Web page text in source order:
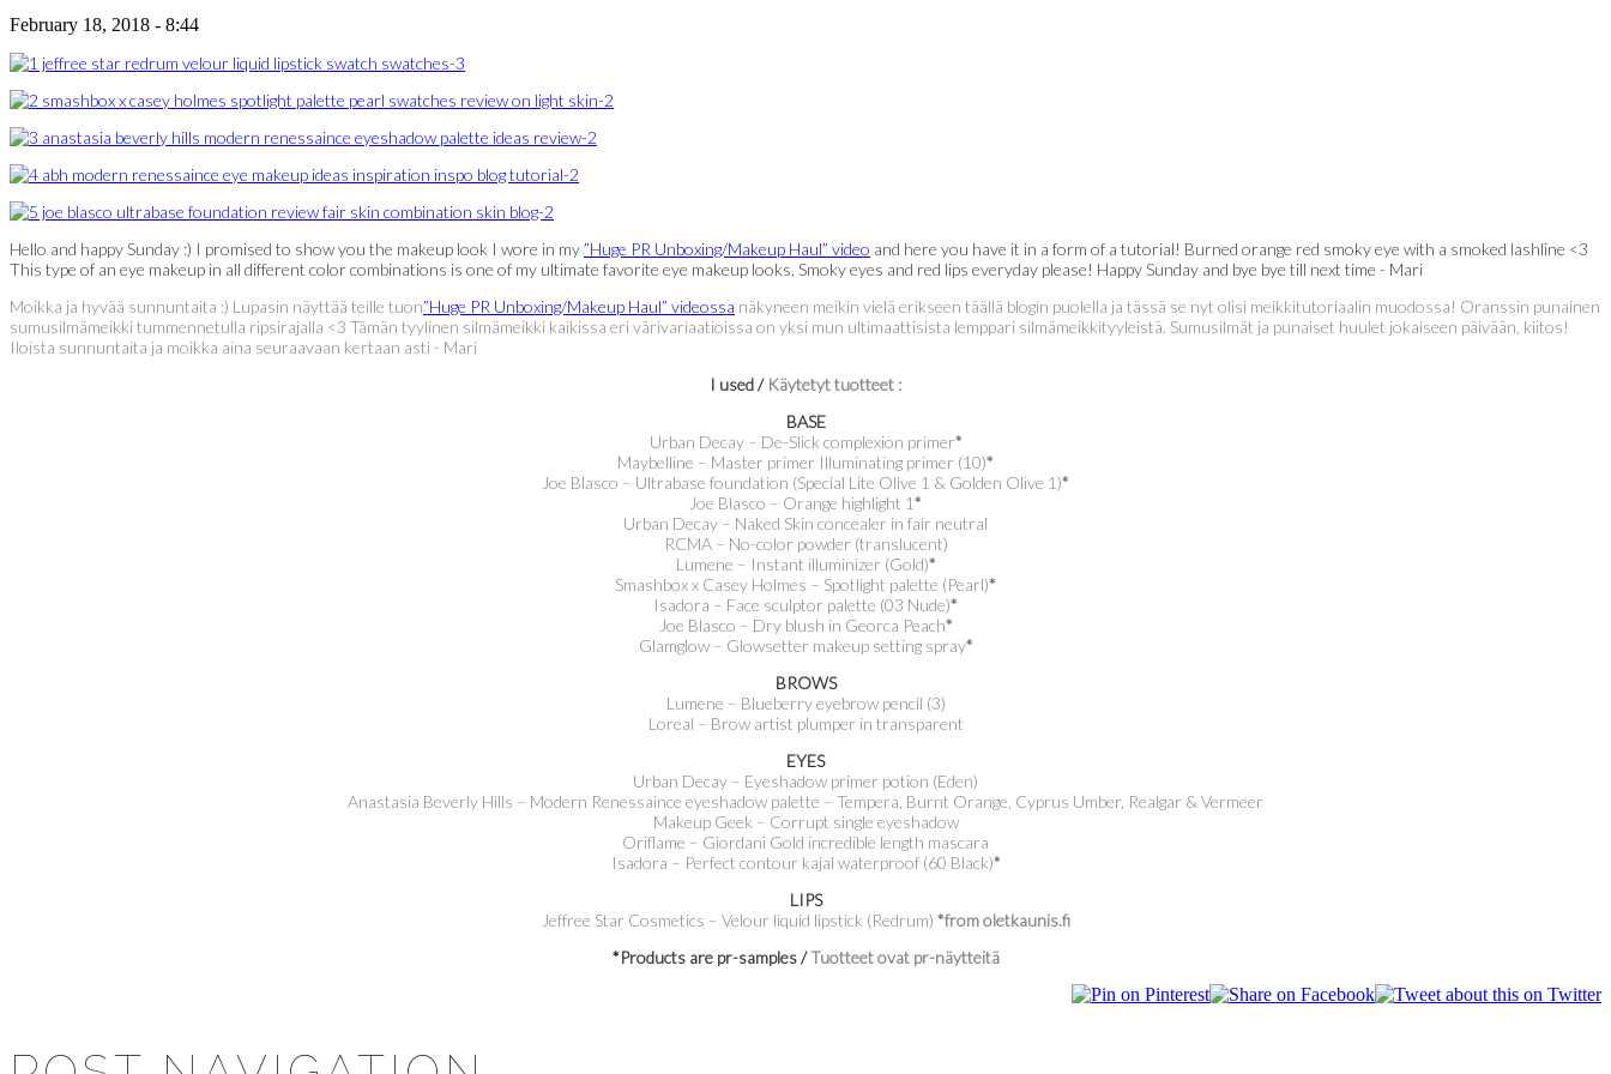
February 18, 2018 - 8:44
Hello and happy Sunday :) I promised to show you the makeup look I wore in my”Huge PR Unboxing/Makeup Haul” video and here you have it in a form of a tutorial! Burned orange red smoky eye with a smoked lashline <3
This type of an eye makeup in all different color combinations is one of my ultimate favorite eye makeup looks. Smoky eyes and red lips everyday please! Happy Sunday and bye bye till next time - Mari
Moikka ja hyvää sunnuntaita :) Lupasin näyttää teille tuon”Huge PR Unboxing/Makeup Haul” videossa näkyneen meikin vielä erikseen täällä blogin puolella ja tässä se nyt olisi meikkitutoriaalin muodossa! Oranssin punainen
sumusilmämeikki tummennetulla ripsirajalla <3 Tämän tyylinen silmämeikki kaikissa eri värivariaatioissa on yksi mun ultimaattisista lemppari silmämeikkityyleistä. Sumusilmät ja punaiset huulet jokaiseen päivään, kiitos!
Iloista sunnuntaita ja moikka aina seuraavaan kertaan asti - Mari
I used / Käytetyt tuotteet :
BASE
Urban Decay – De-Slick complexion primer*
Maybelline – Master primer Illuminating primer (10)*
Joe Blasco – Ultrabase foundation (Special Lite Olive 1 & Golden Olive 1)*
Joe Blasco – Orange highlight 1*
Urban Decay – Naked Skin concealer in fair neutral
RCMA – No-color powder (translucent)
Lumene – Instant illuminizer (Gold)*
Smashbox x Casey Holmes – Spotlight palette (Pearl)*
Isadora – Face sculptor palette (03 Nude)*
Joe Blasco – Dry blush in Georca Peach*
Glamglow – Glowsetter makeup setting spray*
BROWS
Lumene – Blueberry eyebrow pencil (3)
Loreal – Brow artist plumper in transparent
EYES
Urban Decay – Eyeshadow primer potion (Eden)
Anastasia Beverly Hills – Modern Renessaince eyeshadow palette – Tempera, Burnt Orange, Cyprus Umber, Realgar & Vermeer
Makeup Geek – Corrupt single eyeshadow
Oriflame – Giordani Gold incredible length mascara
Isadora – Perfect contour kajal waterproof (60 Black)*
LIPS
Jeffree Star Cosmetics – Velour liquid lipstick (Redrum) *from oletkaunis.fi
*Products are pr-samples /Tuotteet ovat pr-näytteitä